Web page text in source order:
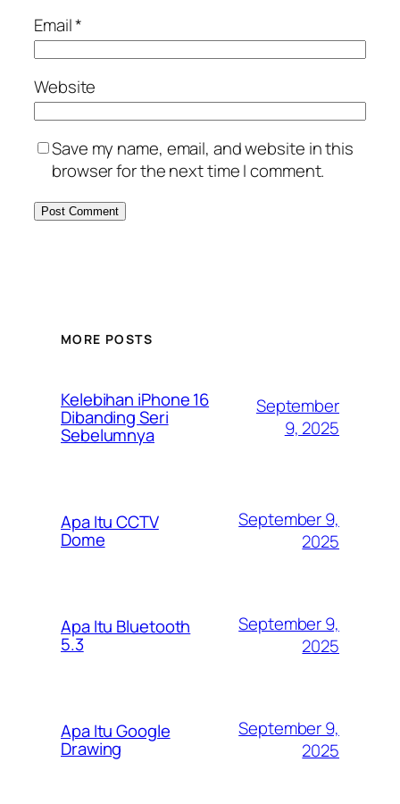
Email*
Website
Save my name, email, and website in this
browser for the next time I comment.
MORE POSTS
Kelebihan iPhone 16
Dibanding Seri
Sebelumnya
September
9, 2025
Apa Itu CCTV
Dome
September 9,
2025
Apa Itu Bluetooth
5.3
September 9,
2025
Apa Itu Google
Drawing
September 9,
2025